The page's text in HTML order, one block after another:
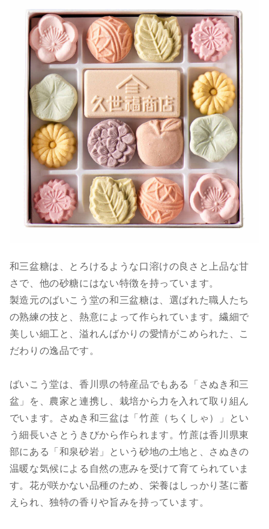
和三盆糖は、とろけるような口溶けの良さと上品な甘
さで、他の砂糖にはない特徴を持っています。
製造元のばいこう堂の和三盆糖は、選ばれた職人たち
の熟練の技と、熱意によって作られています。繊細で
美しい細工と、溢れんばかりの愛情がこめられた、こ
だわりの逸品です。
ばいこう堂は、香川県の特産品でもある「さぬき和三
盆」を、農家と連携し、栽培から力を入れて取り組ん
でいます。さぬき和三盆は「竹蔗（ちくしゃ）」とい
う細長いさとうきびから作られます。竹蔗は香川県東
部にある「和泉砂岩」という砂地の土地と、さぬきの
温暖な気候による自然の恵みを受けて育てられていま
す。花が咲かない品種のため、栄養はしっかり茎に蓄
えられ、独特の香りや旨みを持っています。